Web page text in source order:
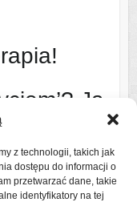
z technologii, takich jak
dostępu do informacji o
przetwarzać dane, takie
identyfikatory na tej
Ja
z bandą
podróży